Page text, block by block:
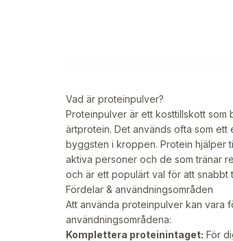
Vad är proteinpulver?
Proteinpulver är ett kosttillskott som
ärtprotein. Det används ofta som
byggsten i kroppen. Protein hjälper
aktiva personer och de som tränar
och är ett populärt val för att snabbt
Fördelar & användningsområden
Att använda proteinpulver kan vara
användningsområdena:
Komplettera proteinintaget: För